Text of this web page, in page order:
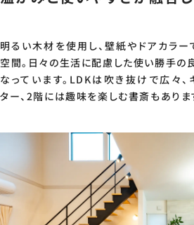
明るい木材を使用し、壁紙やドアカラー
空間。日々の生活に配慮した使い勝手
なっています。LDKは吹き抜けで広々、
ター、2階には趣味を楽しむ書斎もありま